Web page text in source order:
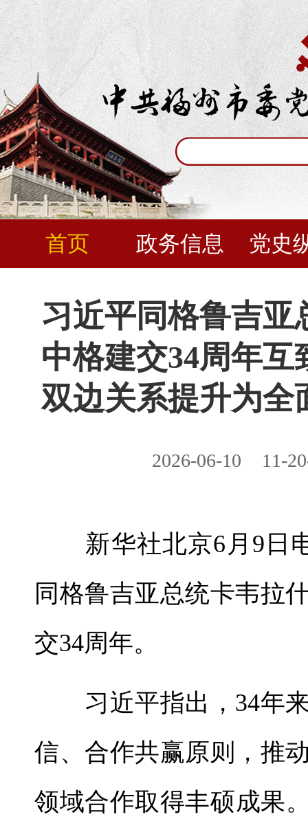
首页 政务信息 党史
习近平同格鲁吉亚
中格建交34周年
双边关系提升为全
2026-06-10 11-
新华社北京6月9日
同格鲁吉亚总统卡韦拉
交34周年。
习近平指出，34年来
信、合作共赢原则，推
领域合作取得丰硕成果